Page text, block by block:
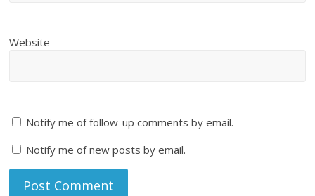
Website
Notify me of follow-up comments by email.
Notify me of new posts by email.